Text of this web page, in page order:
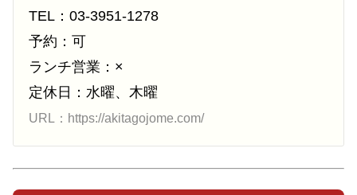
TEL：03-3951-1278
予約：可
ランチ営業：×
定休日：水曜、木曜
URL：https://akitagojome.com/